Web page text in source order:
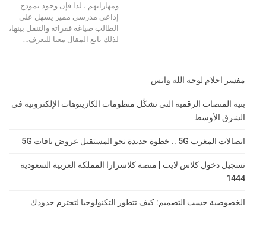
ومهاراتهم ، لذا فإن وجود نموذج
إذاعي مدرسي مميز يسهل على
الطالب صياغة فقراته والتنقل بينها،
لذلك تابع المقال معنا للتعرف…
مفسر احلام لوجه الله واتس
بنية المنصات الرقمية التي تشكّل منظومات الكازينوهات الإلكترونية في
الشرق الأوسط
اتصالات المغرب 5G .. خطوة جديدة نحو المستقبل عروض باقات 5G
تسجيل دخول كلاس لايت | منصة كلاسرارا المملكة العربية السعودية
1444
الخصوصية حسب التصميم: كيف تتطور التكنولوجيا لتحترم حدودك